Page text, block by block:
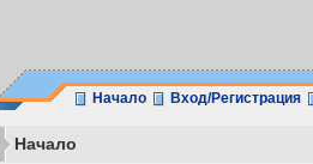
Начало Вход/Регистрация
Начало